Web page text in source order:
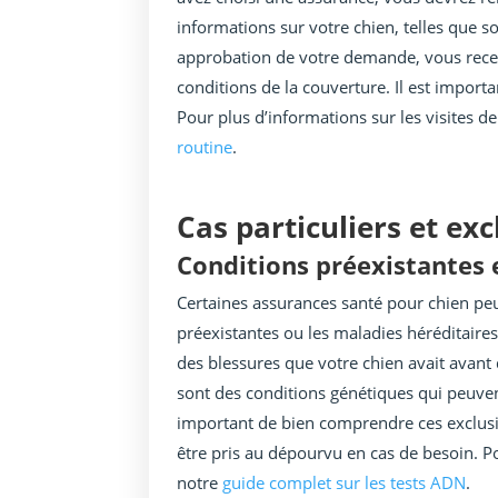
informations sur votre chien, telles que
approbation de votre demande, vous
conditions de la couverture. Il est
Pour plus d’informations sur les visites
routine.
Cas particuliers et
Conditions
Certaines assurances santé pour chien
préexistantes ou les maladies
des blessures que votre chien avait
sont des conditions génétiques qui
important de bien comprendre ces
être pris au dépourvu en cas de besoin.
notre guide complet sur les tests ADN.